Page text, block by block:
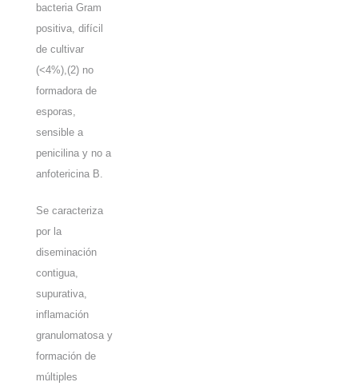
bacteria Gram
positiva, difícil
de cultivar
(<4%), (2) no
formadora de
esporas,
sensible a
penicilina y no a
anfotericina B.
Se caracteriza
por la
diseminación
contigua,
supurativa,
inflamación
granulomatosa y
formación de
múltiples